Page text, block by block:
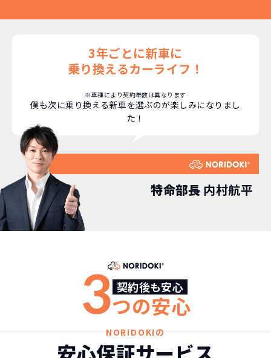
どこよりも安くご契約いただけます！
NORIDOKIは高残価設定を実現！
頭金不要で超低価格！憧れのクルマが手軽に乗れ
短期間だから安心！
NORIDOKIなら短期リースでも安いんです！
に新車なので故障の心配がありませんし、急なラ
月々定額料金で安心
NORIDOKIなら頭金・ボーナス払い・諸経費・税
金など一切不要！月々「定額料金」をお支払い
3年ごとに新車に
乗り換えるカーライフ！
※車種により契約年数は異なります
僕も次に乗り換える新車を選ぶのが楽しみになりまし
た！
特命部長 内村航平
契約後も安心
3つの安心
NORIDOKIの
安心保証サービス